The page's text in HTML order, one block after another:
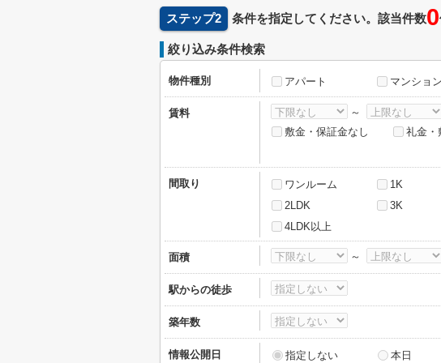
ステップ2 条件を指定してください。該当件数0
絞り込み条件検索
物件種別 アパート マンション
賃料
～
敷金・保証金なし
礼金・
間取り ワンルーム 1K
2LDK
3K
4LDK以上
面積 ～
駅からの徒歩
築年数
情報公開日 指定しない 本日